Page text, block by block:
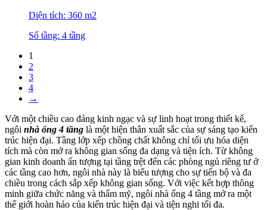
Diện tích: 360 m2
Số tầng: 4 tầng
1
2
3
4
→
Với một chiều cao đáng kinh ngạc và sự linh hoạt trong thiết kế,
ngôi nhà ống 4 tầng là một hiện thân xuất sắc của sự sáng tạo kiến
trúc hiện đại. Tầng lớp xếp chồng chất không chỉ tối ưu hóa diện
tích mà còn mở ra không gian sống đa dạng và tiện ích. Từ không
gian kinh doanh ấn tượng tại tầng trệt đến các phòng ngủ riêng tư ở
các tầng cao hơn, ngôi nhà này là biểu tượng cho sự tiến bộ và đa
chiều trong cách sắp xếp không gian sống. Với việc kết hợp thông
minh giữa chức năng và thẩm mỹ, ngôi nhà ống 4 tầng mở ra một
thế giới hoàn hảo của kiến trúc hiện đại và tiện nghi tối đa.